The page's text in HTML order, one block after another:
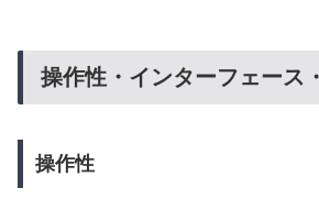
操作性・インターフェース
操作性